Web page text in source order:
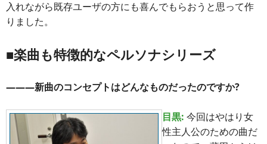
入れながら既存ユーザの方にも喜んでもらおうと思って作
りました。
■楽曲も特徴的なペルソナシリーズ
―――新曲のコンセプトはどんなものだったのですか?
目黒: 今回はやはり女
性主人公のための曲だ